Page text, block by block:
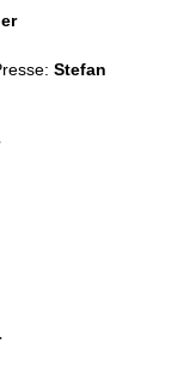
Stefan